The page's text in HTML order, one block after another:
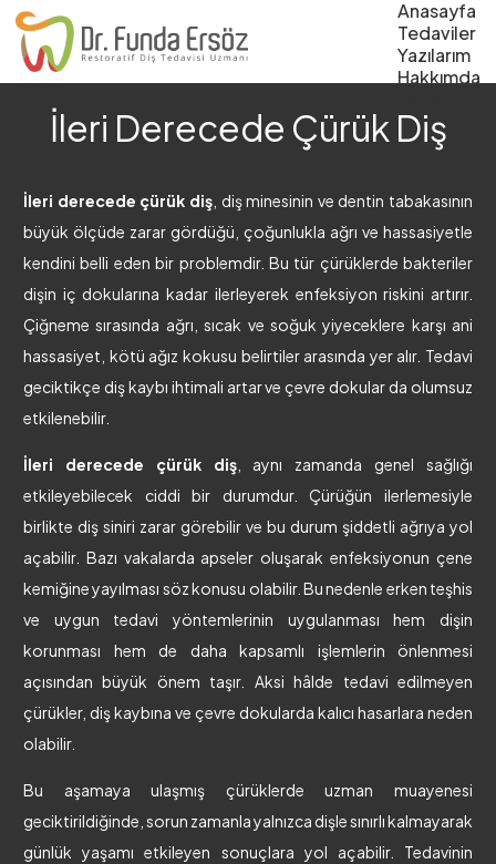
Anasayfa
Tedaviler
Yazılarım
Hakkımda
İleri Derecede Çürük Diş
İleri derecede çürük diş, diş minesinin ve dentin tabakasının
büyük ölçüde zarar gördüğü, çoğunlukla ağrı ve hassasiyetle
kendini belli eden bir problemdir. Bu tür çürüklerde bakteriler
dişin iç dokularına kadar ilerleyerek enfeksiyon riskini artırır.
Çiğneme sırasında ağrı, sıcak ve soğuk yiyeceklere karşı ani
hassasiyet, kötü ağız kokusu belirtiler arasında yer alır. Tedavi
geciktikçe diş kaybı ihtimali artar ve çevre dokular da olumsuz
etkilenebilir.
İleri derecede çürük diş, aynı zamanda genel sağlığı
etkileyebilecek ciddi bir durumdur. Çürüğün ilerlemesiyle
birlikte diş siniri zarar görebilir ve bu durum şiddetli ağrıya yol
açabilir. Bazı vakalarda apseler oluşarak enfeksiyonun çene
kemiğine yayılması söz konusu olabilir. Bu nedenle erken teşhis
ve uygun tedavi yöntemlerinin uygulanması hem dişin
korunması hem de daha kapsamlı işlemlerin önlenmesi
açısından büyük önem taşır. Aksi hâlde tedavi edilmeyen
çürükler, diş kaybına ve çevre dokularda kalıcı hasarlara neden
olabilir.
Bu aşamaya ulaşmış çürüklerde uzman muayenesi
geciktirildiğinde, sorun zamanla yalnızca dişle sınırlı kalmayarak
günlük yaşamı etkileyen sonuçlara yol açabilir. Tedavinin